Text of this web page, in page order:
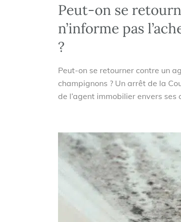
Peut-on se
n’informe pas
?
Peut-on se retourner contre un
champignons ? Un arrêt de la
de l’agent immobilier envers ses